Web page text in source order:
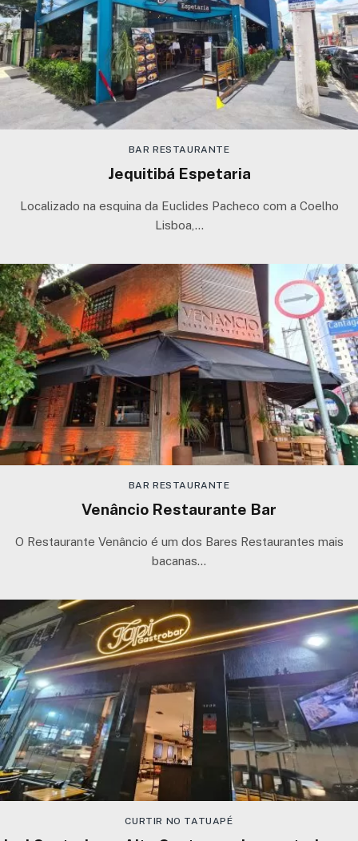
BAR RESTAURANTE
Jequitibá Espetaria
Localizado na esquina da Euclides Pacheco com a Coelho
Lisboa,…
BAR RESTAURANTE
Venâncio Restaurante Bar
O Restaurante Venâncio é um dos Bares Restaurantes mais
bacanas…
CURTIR NO TATUAPÉ